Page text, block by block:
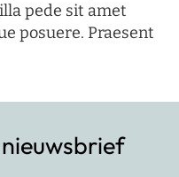
pede sit amet
posuere. Praesent